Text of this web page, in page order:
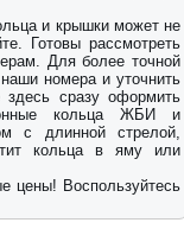
и крышки может не
Готовы рассмотреть
Для более точной
номера и уточнить
сразу оформить
кольца ЖБИ и
с длинной стрелой,
кольца в яму или
цены! Воспользуйтесь